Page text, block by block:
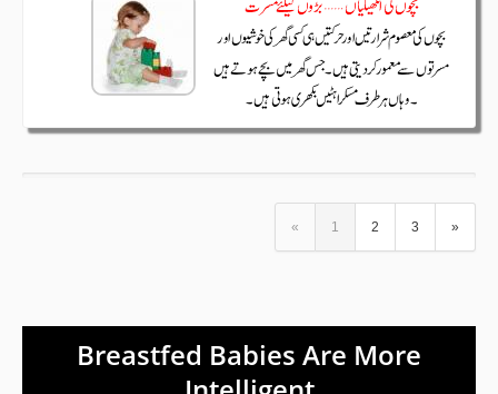
« 1 2 3 »
Breastfed Babies Are More